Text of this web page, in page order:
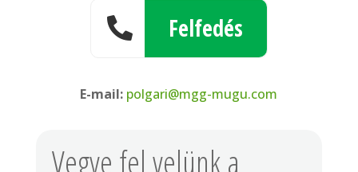
 Felfedés
E-mail: polgari@mgg-mugu.com
Vegye fel velünk a